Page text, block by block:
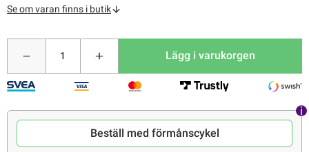
Se om varan finns i butik
Lägg i varukorgen
Beställ med förmånscykel